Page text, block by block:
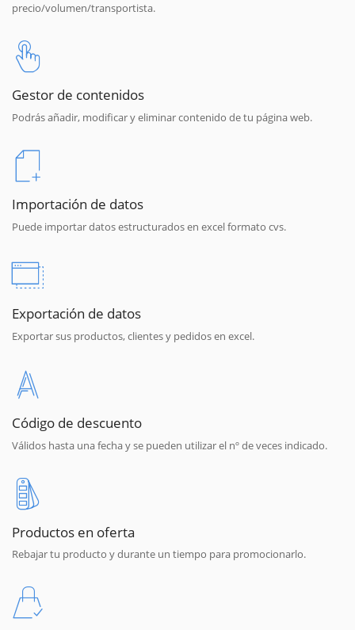
precio/volumen/transportista.
Gestor de contenidos
Podrás añadir, modificar y eliminar contenido de tu página web.
Importación de datos
Puede importar datos estructurados en excel formato cvs.
Exportación de datos
Exportar sus productos, clientes y pedidos en excel.
Código de descuento
Válidos hasta una fecha y se pueden utilizar el nº de veces indicado.
Productos en oferta
Rebajar tu producto y durante un tiempo para promocionarlo.